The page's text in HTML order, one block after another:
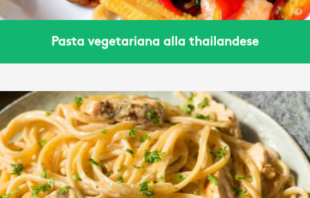
Pasta vegetariana alla thailandese